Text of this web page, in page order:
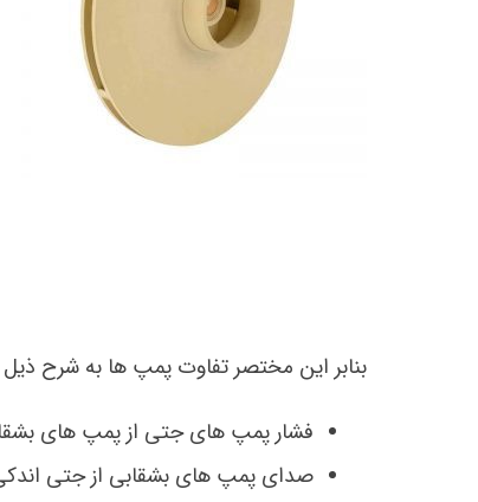
بنابر این مختصر تفاوت پمپ ها به شرح
فشار پمپ های جتی از پمپ های
صدای پمپ های بشقابی از جتی